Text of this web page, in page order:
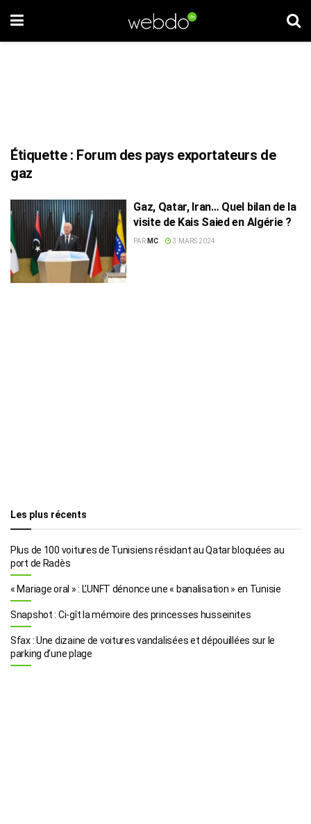
Étiquette : Forum des pays exportateurs de
gaz
Gaz, Qatar, Iran… Quel bilan de la
visite de Kais Saied en Algérie ?
PAR MC 3 MARS 2024
Les plus récents
Plus de 100 voitures de Tunisiens résidant au Qatar bloquées au
port de Radès
« Mariage oral » : L’UNFT dénonce une « banalisation » en Tunisie
Snapshot : Ci-gît la mémoire des princesses husseinites
Sfax : Une dizaine de voitures vandalisées et dépouillées sur le
parking d’une plage